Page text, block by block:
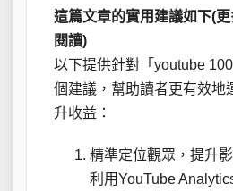
這篇文章的實用建議如下(
閱讀)
以下提供針對「youtube
個建議，幫助讀者更有效地
升收益：
精準定位觀眾，提升
利用YouTube